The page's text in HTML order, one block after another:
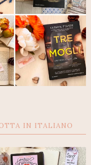
IN ITALIANO